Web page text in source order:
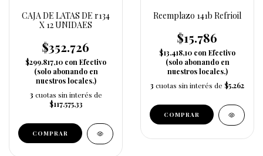
CAJA DE LATAS DE r134
X 12 UNIDAES
$352.726
$299.817,10 con Efectivo
(solo abonando en
nuestros locales.)
3 cuotas sin interés de
$117.575,33
Reemplazo 141b Refrioil
$15.786
$13.418,10 con Efectivo
(solo abonando en
nuestros locales.)
3 cuotas sin interés de $5.262